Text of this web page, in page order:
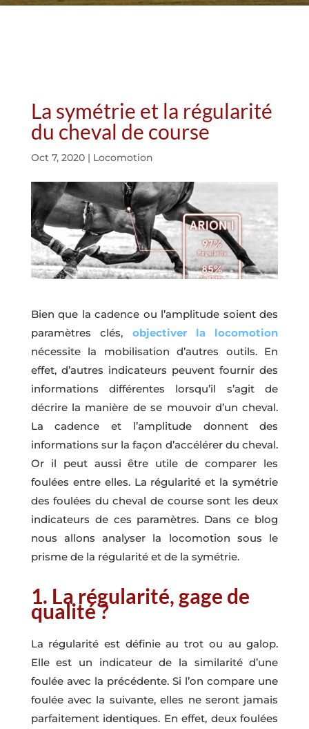
La symétrie et la régularité
du cheval de course
Oct 7, 2020| Locomotion
Bien que la cadence ou l’amplitude soient des
paramètres clés, objectiver la locomotion
nécessite la mobilisation d’autres outils. En
effet, d’autres indicateurs peuvent fournir des
informations différentes lorsqu’il s’agit de
décrire la manière de se mouvoir d’un cheval.
La cadence et l’amplitude donnent des
informations sur la façon d’accélérer du cheval.
Or il peut aussi être utile de comparer les
foulées entre elles. La régularité et la symétrie
des foulées du cheval de course sont les deux
indicateurs de ces paramètres. Dans ce blog
nous allons analyser la locomotion sous le
prisme de la régularité et de la symétrie.
1. La régularité, gage de
qualité ?
La régularité est définie au trot ou au galop.
Elle est un indicateur de la similarité d’une
foulée avec la précédente. Si l’on compare une
foulée avec la suivante, elles ne seront jamais
parfaitement identiques. En effet, deux foulées